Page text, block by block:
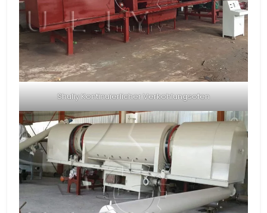
Shuliy Kontinuierlicher Verkohlungsofen